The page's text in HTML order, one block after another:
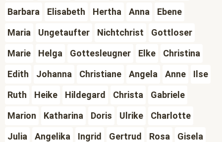
Barbara
Elisabeth Hertha Anna
Ebene
Maria
Ungetaufter Nichtchrist
Gottloser
Marie
Helga Gottesleugner Elke
Christina
Edith
Johanna Christiane Angela Anne
Ilse
Ruth
Heike Hildegard Christa
Gabriele
Marion
Katharina Doris Ulrike
Charlotte
Julia
Angelika Ingrid Gertrud Rosa
Gisela